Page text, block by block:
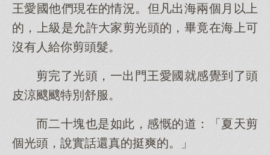
王愛國他們現在的情況。但凡出海兩個月以上
的，上級是允許大家剪光頭的，畢竟在海上可
沒有人給你剪頭髮。
剪完了光頭，一出門王愛國就感覺到了頭
皮涼颼颼特別舒服。
而二十塊也是如此，感慨的道：「夏天剪
個光頭，說實話還真的挺爽的。」